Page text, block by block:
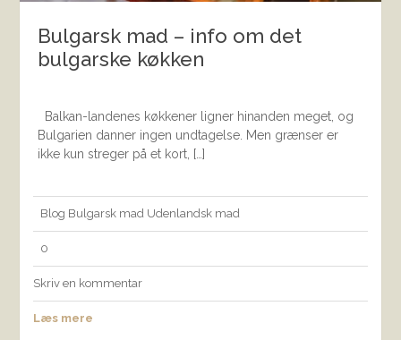
Bulgarsk mad – info om det
bulgarske køkken
Balkan-landenes køkkener ligner hinanden meget, og
Bulgarien danner ingen undtagelse. Men grænser er
ikke kun streger på et kort, […]
Blog Bulgarsk mad Udenlandsk mad
0
Skriv en kommentar
Læs mere